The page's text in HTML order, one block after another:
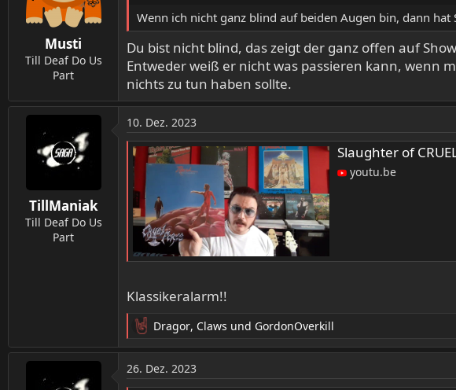
o
n
e
n
:
Musti
Till Deaf Do Us
Part
Wenn ich nicht ganz blind auf beiden Augen bin, dann
Du bist nicht blind, das zeigt der ganz offen auf
Entweder weiß er nicht was passieren kann, wenn
nichts zu tun haben sollte.
TillManiak
Till Deaf Do Us
Part
10. Dez. 2023
Slaughter of CRUEL
youtu.be
Klassikeralarm!!
R
e
a
k
Dragor, Claws und GordonOverkill
26. Dez. 2023